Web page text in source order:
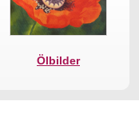
Ölbilder